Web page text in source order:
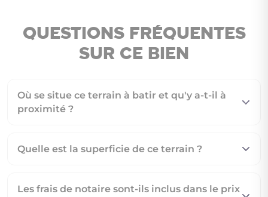
Questions fréquentes
sur ce bien
Où se situe ce terrain à batir et qu'y a-t-il à
proximité ?
Quelle est la superficie de ce terrain ?
Les frais de notaire sont-ils inclus dans le prix